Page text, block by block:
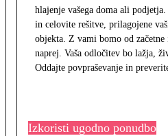
hlajenje vašega doma ali
in celovite rešitve, prilagojene
objekta. Z vami bomo od začetne
naprej. Vaša odločitev bo lažja,
Oddajte povpraševanje in
Izkoristi ugodno ponudbo